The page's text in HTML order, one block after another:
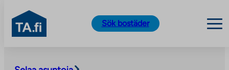
TA.fi
Sök bostäder